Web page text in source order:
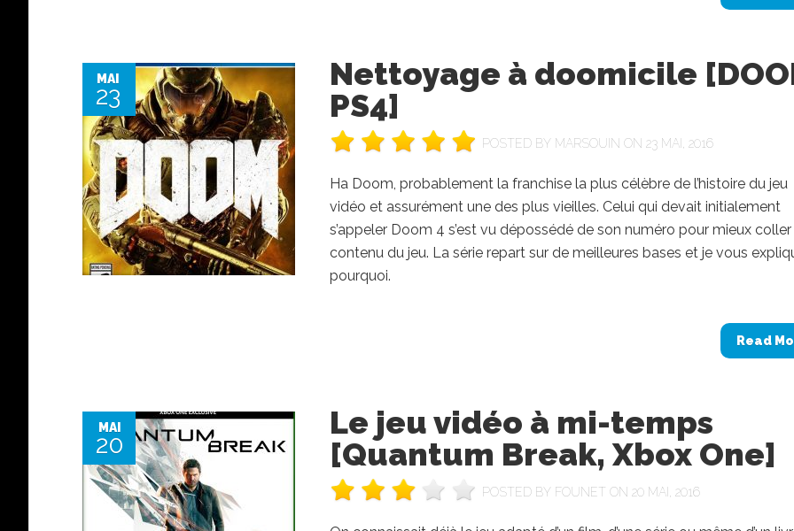
MAI
23
Nettoyage à doomicile
PS4]
POSTED BY MARSOUIN ON 23 MAI, 2016
Ha Doom, probablement la franchise la plus célèbre de l’histoire du jeu
vidéo et assurément une des plus vieilles. Celui qui devait initialement
s’appeler Doom 4 s’est vu dépossédé de son numéro pour mieux coller
contenu du jeu. La série repart sur de meilleures bases et je vous
pourquoi.
Read
MAI
20
Le jeu vidéo à mi-temps
[Quantum Break, Xbox One]
POSTED BY FOUNET ON 20 MAI, 2016